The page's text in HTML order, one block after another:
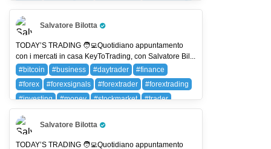
#investing
#money #stockmarket
#trader
#trading
#wallstreet BTC (BITCOIN)
Salvatore Bilotta
Pro Trader
TODAY’S TRADING 🧑‍💻Quotidiano appuntamento
con i mercati in casa KeyToTrading, con Salvatore Bil...
#bitcoin
#business #daytrader
#finance
#forex
#forexsignals #forextrader
#forextrading
#investing
#money #stockmarket
#trader
Salvatore Bilotta
Pro Trader
TODAY’S TRADING 🧑‍💻Quotidiano appuntamento